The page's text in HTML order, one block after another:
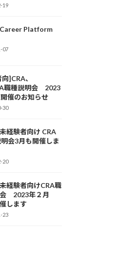
19
Platform
07
]CRA、
職種説明会 2023
催のお知らせ
30
経験者向け CRA
会3月も開催しま
20
経験者向けCRA職
会 2023年２月
します
23